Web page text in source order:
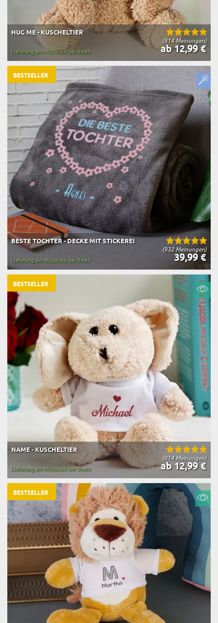
(814 Meinungen)
HUG ME - KUSCHELTIER
ab 12,99 €
Lieferung am Mittwoch bei Ihnen
(932 Meinungen)
BESTE TOCHTER - DECKE MIT STICKEREI
39,99 €
Lieferung am Mittwoch bei Ihnen
BESTSELLER
(814 Meinungen)
NAME - KUSCHELTIER
ab 12,99 €
Lieferung am Mittwoch bei Ihnen
BESTSELLER
BESTSELLER